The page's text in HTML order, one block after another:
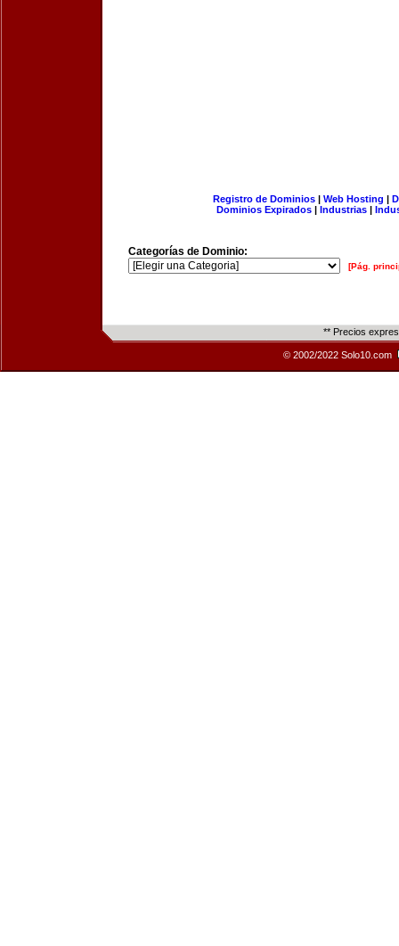
Registro de Dominios| Web Hosting |
Dominios Expirados | Industrias |
Categorías de Dominio:
[Pág.
** Precios
© 2002/2022 Solo10.com